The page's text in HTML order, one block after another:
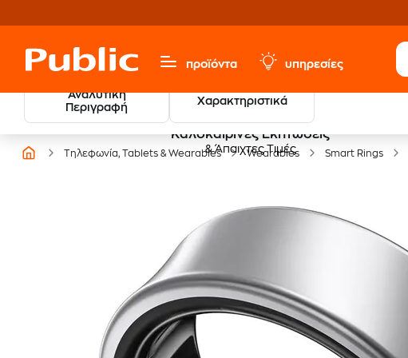
προϊόντα υπηρεσίες
Αναλυτική
Περιγραφή
Χαρακτηριστικά
Καλοκαιρινές Εκπτώσεις
& Άπαιχτες Τιμές
Τηλεφωνία, Tablets & Wearables Wearables Smart Rings